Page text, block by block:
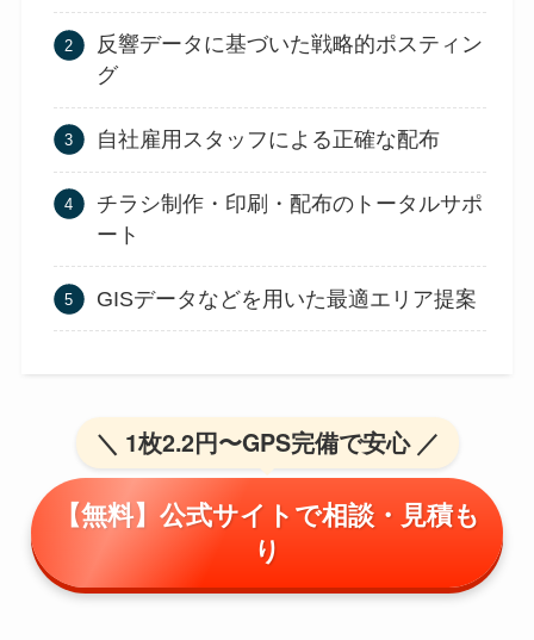
反響データに基づいた戦略的ポスティン
グ
自社雇用スタッフによる正確な配布
チラシ制作・印刷・配布のトータルサポ
ート
GISデータなどを用いた最適エリア提案
＼ 1枚2.2円〜GPS完備で安心 ／
【無料】公式サイトで相談・見積も
り